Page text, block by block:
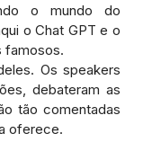
o mundo do
o Chat GPT e o
famosos.
Os speakers
debateram as
tão comentadas
oferece.